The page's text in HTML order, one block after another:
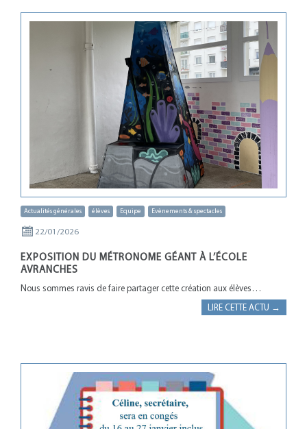
Actualités générales élèves Equipe Evènements & spectacles
22/01/2026
EXPOSITION DU MÉTRONOME GÉANT À L’ÉCOLE
AVRANCHES
Nous sommes ravis de faire partager cette création aux élèves…
LIRE CETTE ACTU →